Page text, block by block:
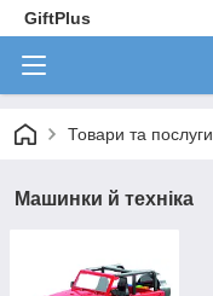
GiftPlus
Товари та послуги
Машинки й техніка